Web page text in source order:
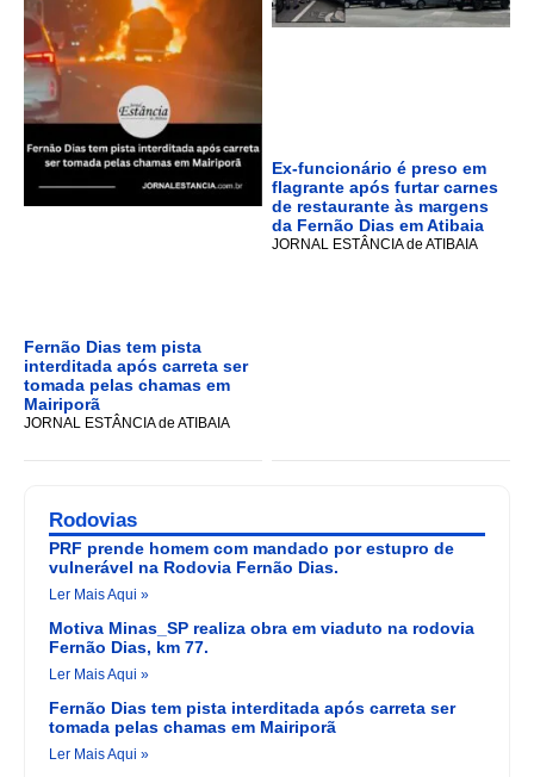
Fernão Dias tem pista
interditada após carreta ser
tomada pelas chamas em
Mairiporã
JORNAL ESTÂNCIA de ATIBAIA
Ex-funcionário é preso em
flagrante após furtar carnes
de restaurante às margens
da Fernão Dias em Atibaia
JORNAL ESTÂNCIA de ATIBAIA
Rodovias
PRF prende homem com mandado por estupro de
vulnerável na Rodovia Fernão Dias.
Ler Mais Aqui »
Motiva Minas_SP realiza obra em viaduto na rodovia
Fernão Dias, km 77.
Ler Mais Aqui »
Fernão Dias tem pista interditada após carreta ser
tomada pelas chamas em Mairiporã
Ler Mais Aqui »